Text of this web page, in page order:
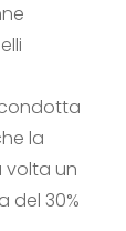
la
volta un
del 30%